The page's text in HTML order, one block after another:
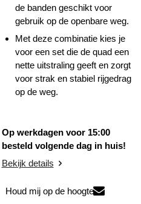
de banden geschikt voor
gebruik op de openbare weg.
Met deze combinatie kies je
voor een set die de quad een
nette uitstraling geeft en zorgt
voor strak en stabiel rijgedrag
op de weg.
Op werkdagen voor 15:00
besteld volgende dag in huis!
Bekijk details
Houd mij op de hoogte